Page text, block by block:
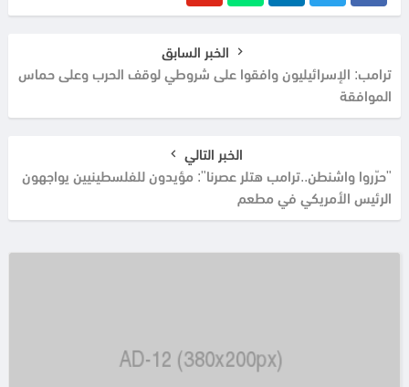
الخبر السابق
ترامب: الإسرائيليون وافقوا على شروطي لوقف الحرب وعلى حماس
الموافقة
الخبر التالي
"حرّروا واشنطن..ترامب هتلر عصرنا": مؤيدون للفلسطينيين يواجهون
الرئيس الأمريكي في مطعم